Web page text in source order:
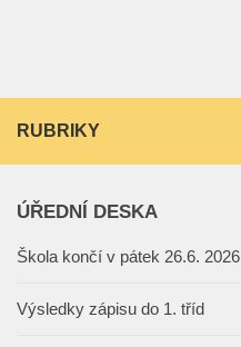
RUBRIKY
ÚŘEDNÍ DESKA
Škola končí v pátek 26.6. 2026
Výsledky zápisu do 1. tříd